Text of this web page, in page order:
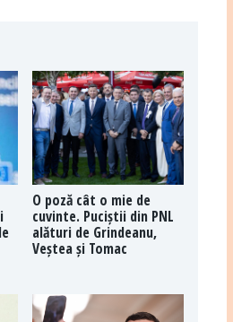
O poză cât o mie de
cuvinte. Puciștii din PNL
alături de Grindeanu,
Veștea și Tomac